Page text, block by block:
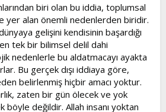
biri olan bu iddia, toplumsal
yer alan önemli nedenlerden biridir.
gelişini kendisinin başardığı
tek bir bilimsel delil dahi
nedenlerle bu aldatmacayı ayakta
Bu gerçek dışı iddiaya göre,
belirlenmiş hiçbir amacı yoktur.
zaten bir gün ölecek ve yok
böyle değildir. Allah insanı yoktan